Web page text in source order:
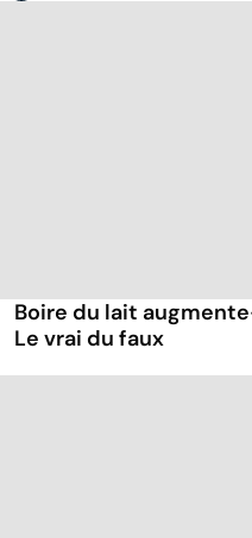
Boire du lait
Le vrai du faux